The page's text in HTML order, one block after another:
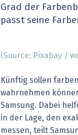
Grad der
passt seine
(Source: Pixabay /
Künftig sollen
wahrnehmen
Samsung. Dabei
in der Lage, den
messen, teilt